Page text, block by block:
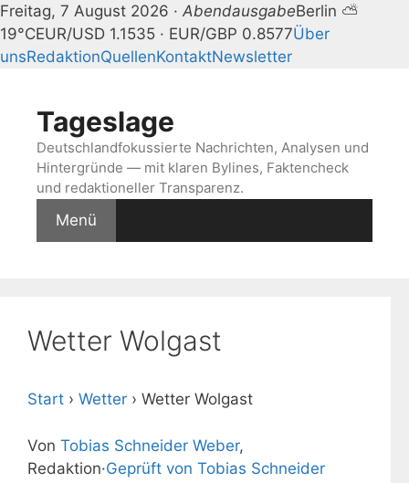
Freitag, 7 August 2026 · AbendausgabeBerlin ⛅
19°CEUR/USD 1.1535 · EUR/GBP 0.8577Über
unsRedaktionQuellenKontaktNewsletter
springenTageslage
Deutschlandfokussierte Nachrichten, Analysen und
Hintergründe — mit klaren Bylines, Faktencheck
und redaktioneller Transparenz.
Menü
Wetter Wolgast
Start › Wetter › Wetter Wolgast
Von Tobias Schneider Weber,
Redaktion·Geprüft von Tobias Schneider